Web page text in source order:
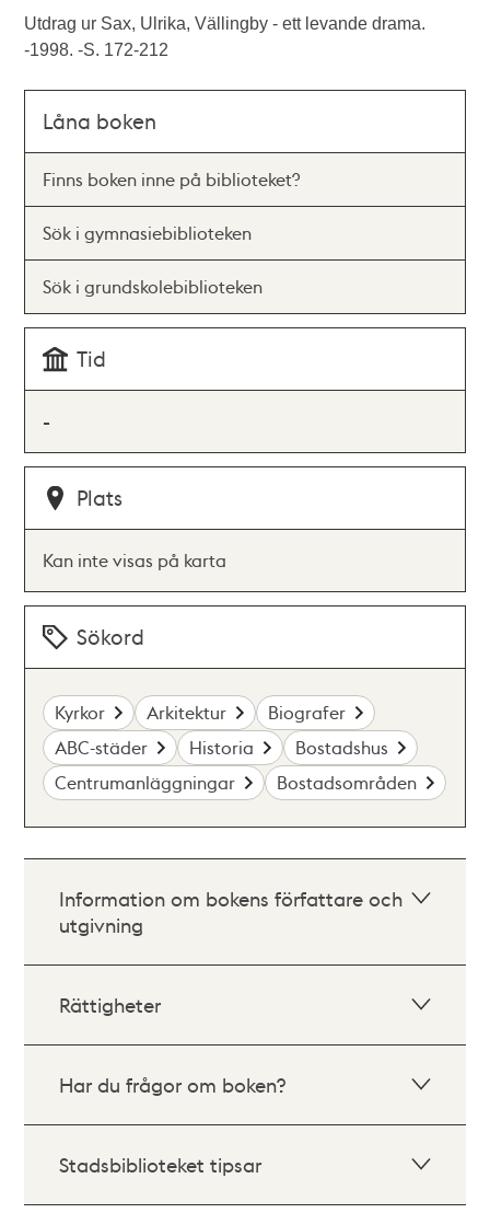
Utdrag ur Sax, Ulrika, Vällingby - ett levande drama.
-1998. -S. 172-212
Låna boken
Finns boken inne på biblioteket?
Sök i gymnasiebiblioteken
Sök i grundskolebiblioteken
Tid
-
Plats
Kan inte visas på karta
Sökord
Kyrkor Arkitektur
Biografer
ABC-städer
Historia
Bostadshus
Centrumanläggningar
Bostadsområden
Information om bokens författare och
utgivning
Rättigheter
Har du frågor om boken?
Stadsbiblioteket tipsar